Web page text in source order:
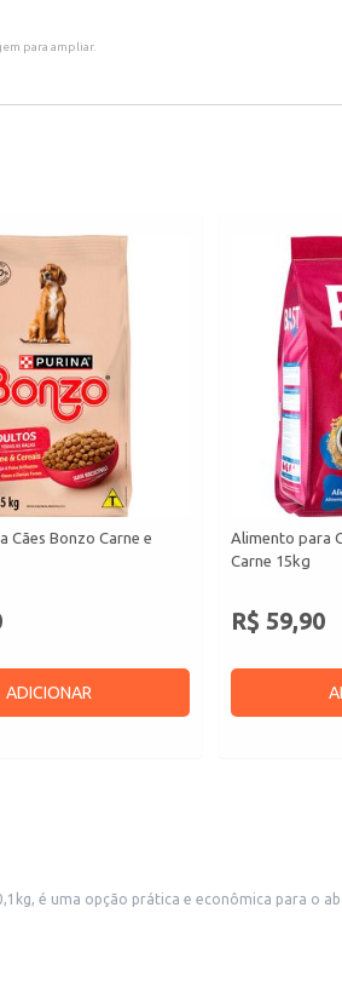
para ampliar.
Cães Bonzo Carne e
ADICIONAR
Alimento para
Carne 15kg
R$ 59,90
é uma opção prática e econômica para